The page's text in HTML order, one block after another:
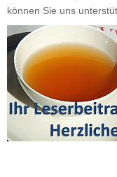
können Sie uns